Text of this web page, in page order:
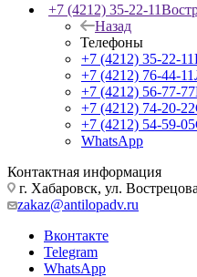
+7 (4212) 35-22-11
Назад
Телефоны
+7 (4212) 35-22-11
+7 (4212) 76-44-11
+7 (4212) 56-77-77
+7 (4212) 74-20-22
+7 (4212) 54-59-05
WhatsApp
Контактная информация
г. Хабаровск, ул.
zakaz@antilopadv.ru
Вконтакте
Telegram
WhatsApp